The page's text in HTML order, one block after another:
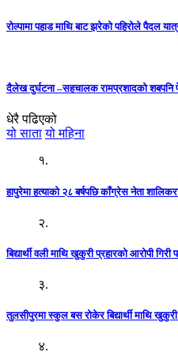
रोल्पामा पहाड माथि बाट झरेको पहिरोले पैदल
दैलेख दुर्घटना –सहचालक रामप्रशादको शबपनि
धेरै पढिएको
यो साता यो महिना
१.
हापुरेमा हत्याको २८ बर्षपछि काँग्रेस नेता
२.
बिद्यार्थी वली माथि खुकुरी प्रहारको आरोपी गिरी
३.
तुलसीपुरमा स्कुल बस रोकेर बिद्यार्थी माथि खुकुरी
४.